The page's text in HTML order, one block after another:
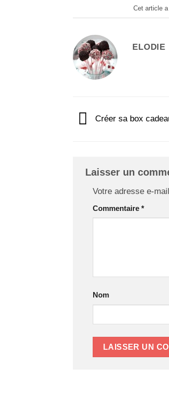
Cet article
ELODIE
Créer sa box
Laisser un
Votre adresse e-
Commentaire *
Nom